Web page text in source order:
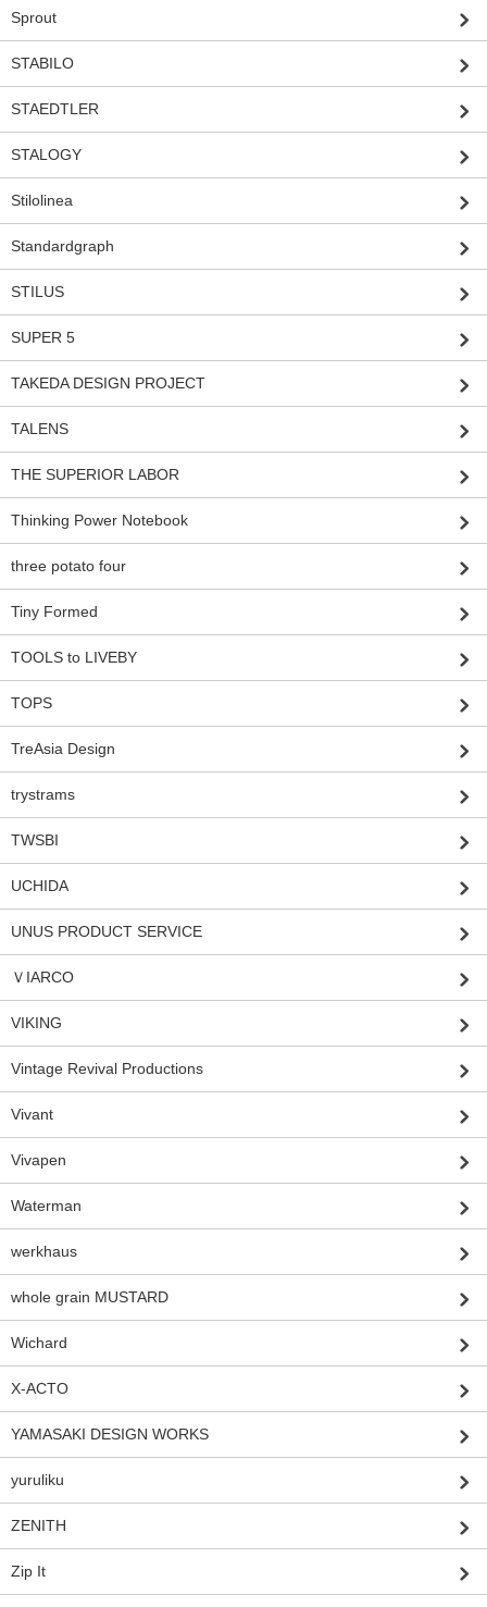
Sprout
STABILO
STAEDTLER
STALOGY
Stilolinea
Standardgraph
STILUS
SUPER 5
TAKEDA DESIGN PROJECT
TALENS
THE SUPERIOR LABOR
Thinking Power Notebook
three potato four
Tiny Formed
TOOLS to LIVEBY
TOPS
TreAsia Design
trystrams
TWSBI
UCHIDA
UNUS PRODUCT SERVICE
ＶIARCO
VIKING
Vintage Revival Productions
Vivant
Vivapen
Waterman
werkhaus
whole grain MUSTARD
Wichard
X-ACTO
YAMASAKI DESIGN WORKS
yuruliku
ZENITH
Zip It